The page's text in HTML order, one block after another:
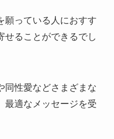
願っている人におすす
せることができるでし
同性愛などさまざまな
最適なメッセージを受